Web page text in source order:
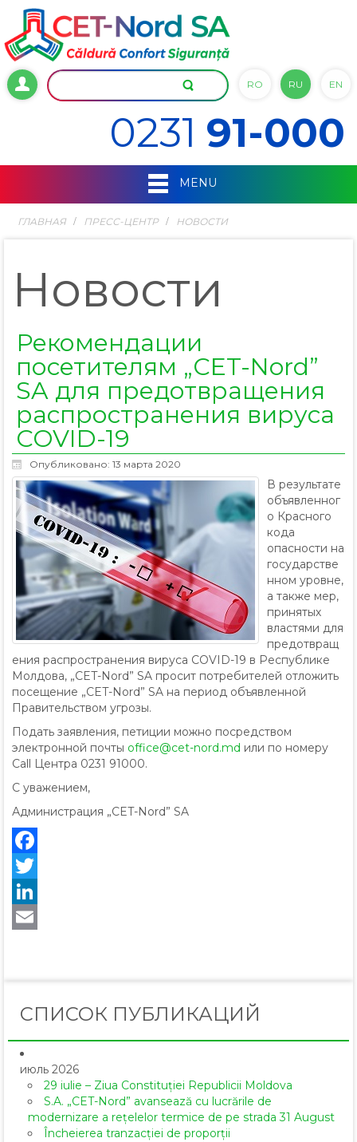
RO RU EN
0231 91-000
MENU
ГЛАВНАЯ ПРЕСС-ЦЕНТР НОВОСТИ
Новости
Рекомендации
посетителям „CET-Nord”
SA для предотвращения
распространения вируса
COVID-19
Опубликовано: 13 марта 2020
В результате
объявленног
о Красного
кода
опасности на
государстве
нном уровне,
а также мер,
принятых
властями для
предотвращ
ения распространения вируса COVID-19 в Республике
Молдова, „CET-Nord” SA просит потребителей отложить
посещение „CET-Nord” SA на период объявленной
Правительством угрозы.
Подать заявления, петиции можно посредством
электронной почты office@cet-nord.md или по номеру
Call Центра 0231 91000.
С уважением,
Администрация „CET-Nord” SA
СПИСОК ПУБЛИКАЦИЙ
июль 2026
29 iulie – Ziua Constituției Republicii Moldova
S.A. „CET-Nord” avansează cu lucrările de
modernizare a rețelelor termice de pe strada 31 August
Încheierea tranzacției de proporții